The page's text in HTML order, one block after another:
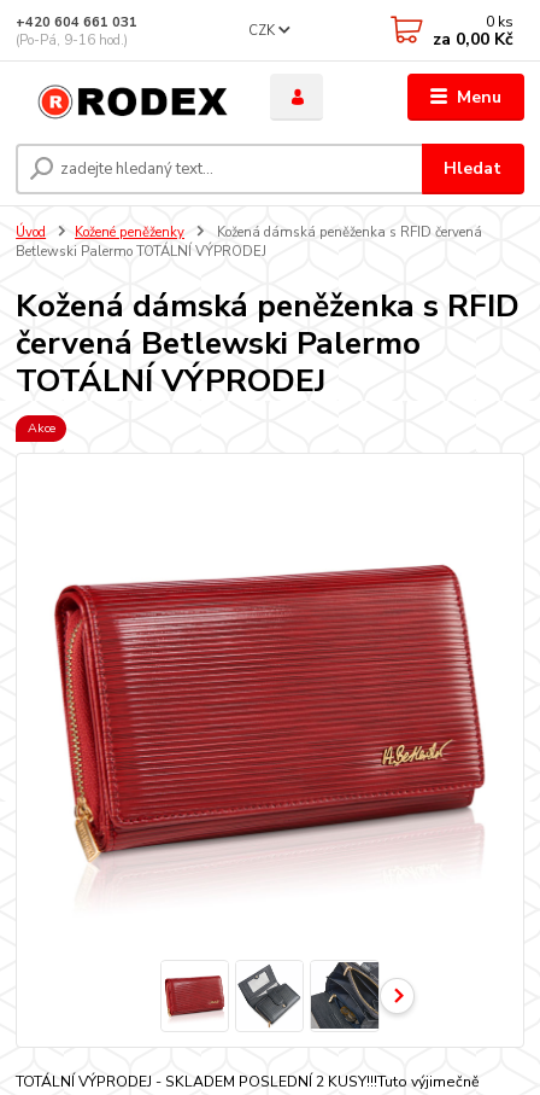
Menu
CZK
Hledat
+420 604 661 031
(Po-Pá, 9-16 hod.)
0 ks
za 0,00 Kč
Úvod Kožené peněženky
Kožená dámská peněženka s RFID červená
Betlewski Palermo TOTÁLNÍ VÝPRODEJ
Kožená dámská peněženka s RFID
červená Betlewski Palermo
TOTÁLNÍ VÝPRODEJ
Akce
TOTÁLNÍ VÝPRODEJ - SKLADEM POSLEDNÍ 2 KUSY!!!Tuto výjimečně